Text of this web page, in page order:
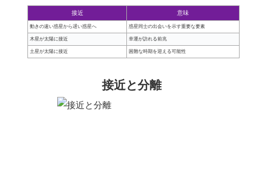
接近 意味
動きの速い惑星から遅い惑星へ 惑星同士の出会いを示す重要な要素
木星が太陽に接近 幸運が訪れる前兆
土星が太陽に接近 困難な時期を迎える可能性
接近と分離